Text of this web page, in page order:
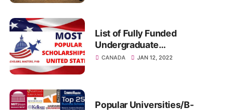
List of Fully Funded
Undergraduate
Scholarships in USA 2022
CANADA JAN 12, 2022
Popular Universities/B-